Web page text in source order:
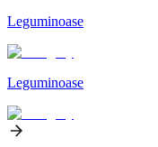
Leguminoase
Leguminoase